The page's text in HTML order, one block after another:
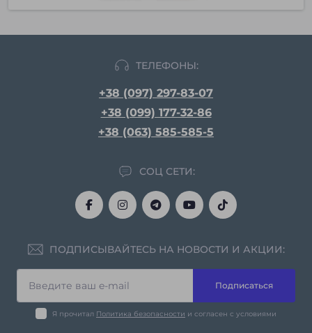
ТЕЛЕФОНЫ:
+38 (097) 297-83-07
+38 (099) 177-32-86
+38 (063) 585-585-5
СОЦ СЕТИ:
ПОДПИСЫВАЙТЕСЬ НА НОВОСТИ И АКЦИИ:
Подписаться
Я прочитал Политика безопасности и согласен с условиями